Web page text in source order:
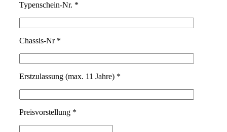
Typenschein-Nr. *
Chassis-Nr *
Erstzulassung (max. 11 Jahre) *
Preisvorstellung *